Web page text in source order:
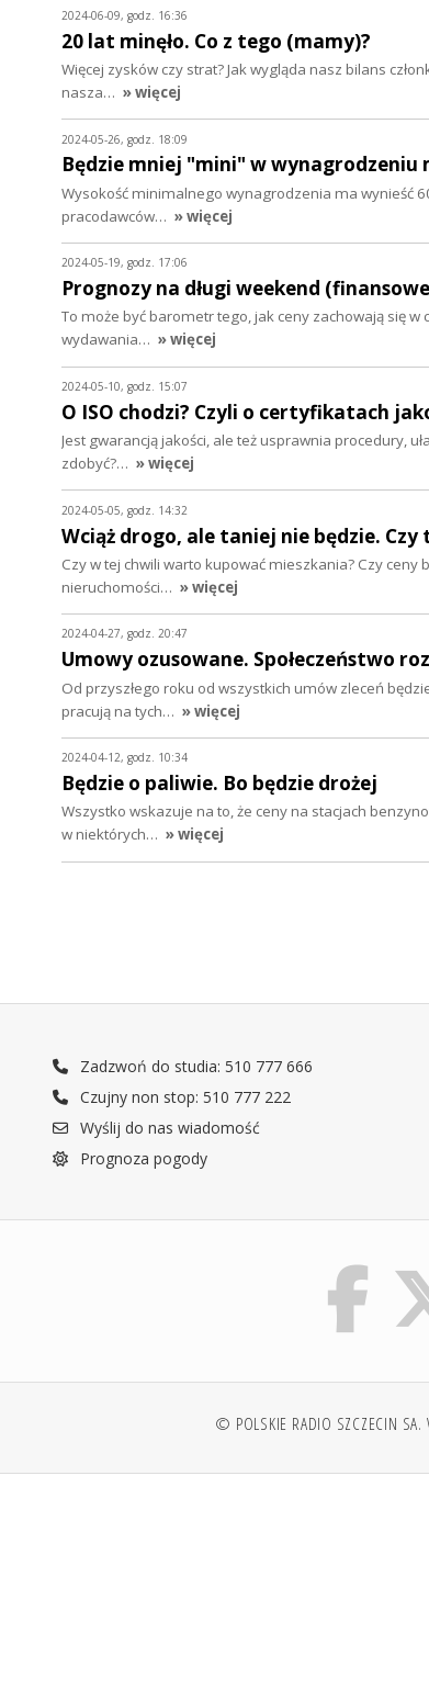
2024-06-09, godz. 16:36
20 lat minęło. Co z tego (mamy)?
Więcej zysków czy strat? Jak wygląda nasz bilans
nasza… » więcej
2024-05-26, godz. 18:09
Będzie mniej "mini" w wynagrodzeniu
Wysokość minimalnego wynagrodzenia ma wynieść
pracodawców… » więcej
2024-05-19, godz. 17:06
Prognozy na długi weekend
To może być barometr tego, jak ceny zachowają się
wydawania… » więcej
2024-05-10, godz. 15:07
O ISO chodzi? Czyli o certyfikatach
Jest gwarancją jakości, ale też usprawnia procedury,
zdobyć?… » więcej
2024-05-05, godz. 14:32
Wciąż drogo, ale taniej nie będzie.
Czy w tej chwili warto kupować mieszkania? Czy ceny
nieruchomości… » więcej
2024-04-27, godz. 20:47
Umowy ozusowane. Społeczeństwo
Od przyszłego roku od wszystkich umów zleceń
pracują na tych… » więcej
2024-04-12, godz. 10:34
Będzie o paliwie. Bo będzie drożej
Wszystko wskazuje na to, że ceny na stacjach
w niektórych… » więcej
Zadzwoń do studia: 510 777 666
Czujny non stop: 510 777 222
Wyślij do nas wiadomość
Prognoza pogody
© POLSKIE RADIO SZCZECIN SA.